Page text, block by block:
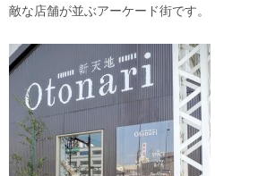
敵な店舗が並ぶアーケード街です。